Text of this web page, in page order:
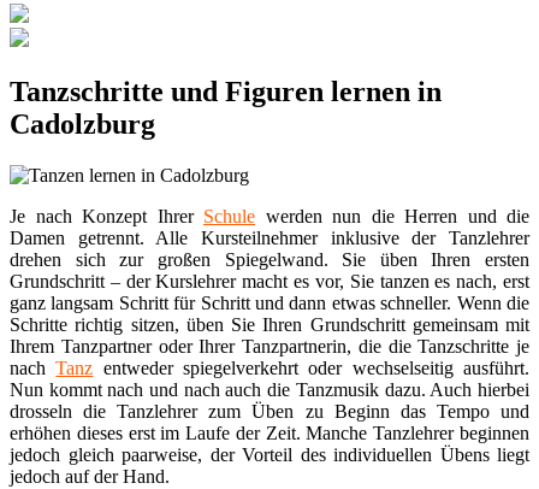
Tanzschritte und Figuren lernen in
Cadolzburg
Je nach Konzept Ihrer Schule werden nun die Herren und die
Damen getrennt. Alle Kursteilnehmer inklusive der Tanzlehrer
drehen sich zur großen Spiegelwand. Sie üben Ihren ersten
Grundschritt – der Kurslehrer macht es vor, Sie tanzen es nach, erst
ganz langsam Schritt für Schritt und dann etwas schneller. Wenn die
Schritte richtig sitzen, üben Sie Ihren Grundschritt gemeinsam mit
Ihrem Tanzpartner oder Ihrer Tanzpartnerin, die die Tanzschritte je
nachTanz entweder spiegelverkehrt oder wechselseitig ausführt.
Nun kommt nach und nach auch die Tanzmusik dazu. Auch hierbei
drosseln die Tanzlehrer zum Üben zu Beginn das Tempo und
erhöhen dieses erst im Laufe der Zeit. Manche Tanzlehrer beginnen
jedoch gleich paarweise, der Vorteil des individuellen Übens liegt
jedoch auf der Hand.